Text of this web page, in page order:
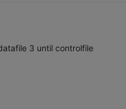
3 until controlfile